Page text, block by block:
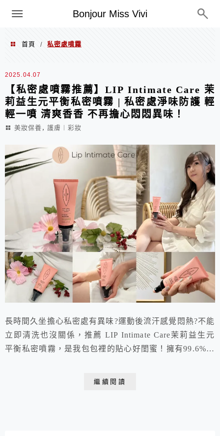
Bonjour Miss Vivi
選單
首頁 / 私密處噴霧
私密處噴霧
2025.04.07
【私密處噴霧推薦】LIP Intimate Care 茉
莉益生元平衡私密噴霧 | 私密處淨味防護 輕
輕一噴 清爽香香 不再擔心悶悶異味！
美妝保養 , 護膚︱彩妝
長時間久坐擔心私密處有異味?運動後流汗感覺悶熱?不能
立即清洗也沒關係，推薦 LIP Intimate Care茉莉益生元
平衡私密噴霧，是我包包裡的貼心好閨蜜！擁有99.6%天
繼續閱讀